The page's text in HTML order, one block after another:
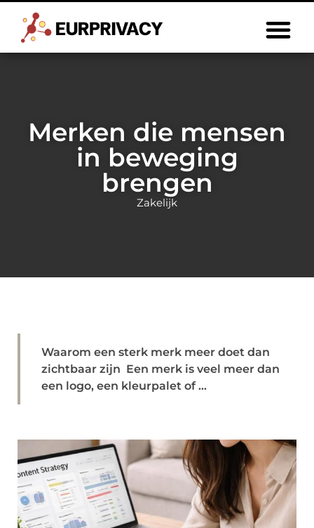
Merken die mensen
in beweging
brengen
Zakelijk
Waarom een sterk merk meer doet dan
zichtbaar zijn Een merk is veel meer dan
een logo, een kleurpalet of ...